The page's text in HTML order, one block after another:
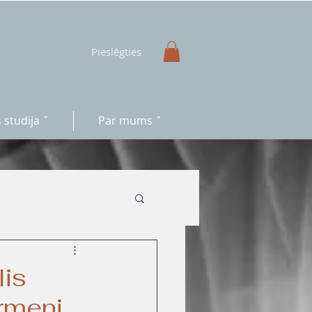
Pieslēgties
studija ˇ Par mums ˇ